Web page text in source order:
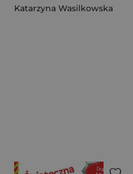
Katarzyna Wasilkowska